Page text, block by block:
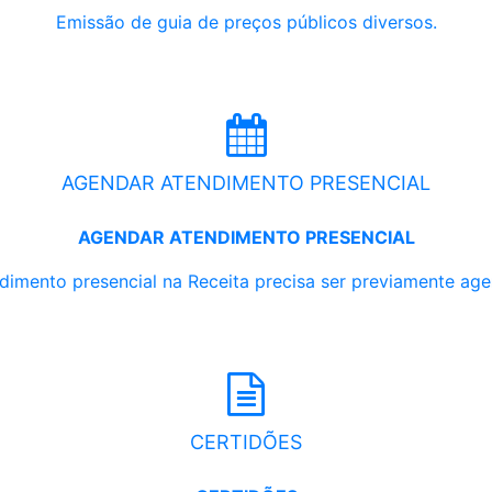
Emissão de guia de preços públicos diversos.
AGENDAR ATENDIMENTO PRESENCIAL
AGENDAR ATENDIMENTO PRESENCIAL
presencial na Receita precisa ser previamente
CERTIDÕES